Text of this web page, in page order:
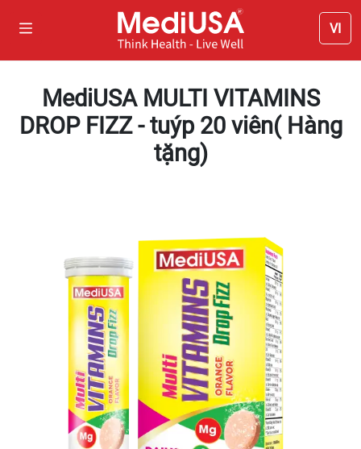
VI
MediUSA MULTI VITAMINS
DROP FIZZ - tuýp 20 viên( Hàng
tặng)